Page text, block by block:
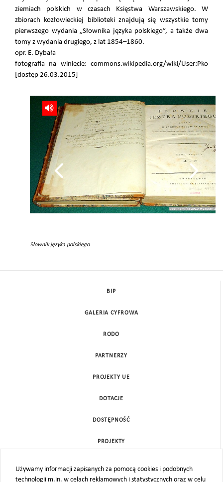
ziemiach polskich w czasach Księstwa Warszawskiego. W
zbiorach kozłowieckiej biblioteki znajdują się wszystkie tomy
pierwszego wydania „Słownika języka polskiego”, a także dwa
tomy z wydania drugiego, z lat 1854–1860.
opr. E. Dybała
fotografia na winiecie: commons.wikipedia.org/wiki/User:Pko
[dostęp 26.03.2015]
Słownik języka polskiego
Używamy informacji zapisanych za pomocą cookies i podobnych
technologii m.in. w celach reklamowych i statystycznych oraz w celu
BIP
GALERIA CYFROWA
RODO
PARTNERZY
PROJEKTY UE
DOTACJE
DOSTĘPNOŚĆ
PROJEKTY